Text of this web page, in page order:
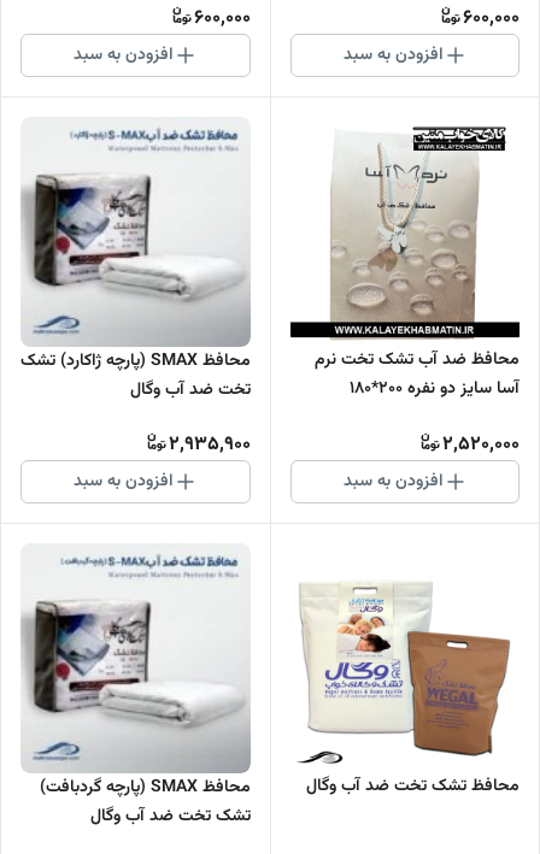
600,000
افزودن به سبد
600,000
افزودن به سبد
محافظ ضد آب تشک تخت نرم
آسا سایز دو نفره 200*180
2,520,000
افزودن به سبد
محافظ SMAX (پارچه ژاکارد) تشک
تخت ضد آب وگال
2,935,900
افزودن به سبد
محافظ تشک تخت ضد آب وگال
محافظ SMAX (پارچه گردبافت)
تشک تخت ضد آب وگال